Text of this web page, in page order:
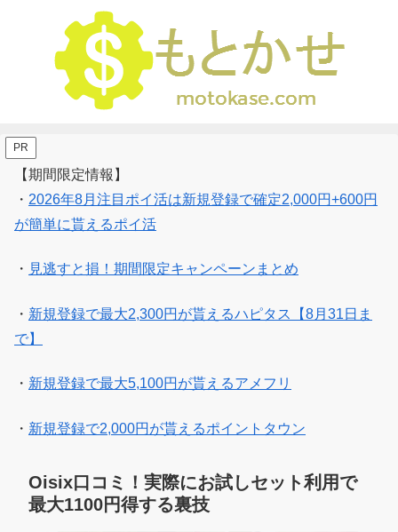
PR
【期間限定情報】
・ 2026年8月注目ポイ活は新規登録で確定2,000円+600円
が簡単に貰えるポイ活
・ 見逃すと損！期間限定キャンペーンまとめ
・ 新規登録で最大2,300円が貰えるハピタス【8月31日ま
で】
・ 新規登録で最大5,100円が貰えるアメフリ
・ 新規登録で2,000円が貰えるポイントタウン
Oisix口コミ！実際にお試しセット利用で
最大1100円得する裏技